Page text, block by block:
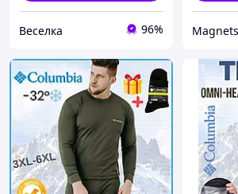
Веселка 96%